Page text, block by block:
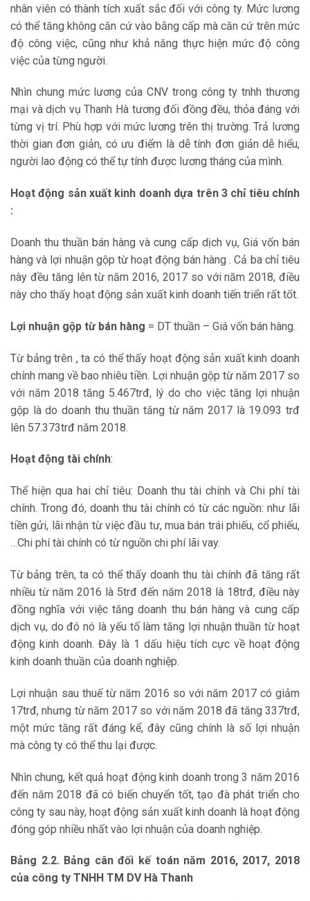
nhân viên có thành tích xuất sắc đối với công ty. Mức lương
có thể tăng không căn cứ vào bằng cấp mà căn cứ trên mức
độ công việc, cũng như khả năng thực hiện mức độ công
việc của từng người.
Nhìn chung mức lương của CNV trong công ty tnhh thương
mại và dịch vụ Thanh Hà tương đối đồng đều, thỏa đáng với
từng vị trí. Phù hợp với mức lương trên thị trường. Trả lương
thời gian đơn giản, có ưu điểm là dễ tính đơn giản dễ hiểu,
người lao động có thể tự tính được lương tháng của mình.
Hoạt động sản xuất kinh doanh dựa trên 3 chỉ tiêu chính
:
Doanh thu thuần bán hàng và cung cấp dịch vụ, Giá vốn bán
hàng và lợi nhuận gộp từ hoạt động bán hàng . Cả ba chỉ tiêu
này đều tăng lên từ năm 2016, 2017 so với năm 2018, điều
này cho thấy hoạt động sản xuất kinh doanh tiến triển rất tốt.
Lợi nhuận gộp từ bán hàng = DT thuần – Giá vốn bán hàng.
Từ bảng trên , ta có thể thấy hoạt động sản xuất kinh doanh
chính mang về bao nhiêu tiền. Lợi nhuận gộp từ năm 2017 so
với năm 2018 tăng 5.467trđ, lý do cho việc tăng lợi nhuận
gộp là do doanh thu thuần tăng từ năm 2017 là 19.093 trđ
lên 57.373trđ năm 2018.
Hoạt động tài chính:
Thể hiện qua hai chỉ tiêu: Doanh thu tài chính và Chi phí tài
chính. Trong đó, doanh thu tài chính có từ các nguồn: như lãi
tiền gửi, lãi nhận từ việc đầu tư, mua bán trái phiếu, cổ phiếu,
…Chi phí tài chính có từ nguồn chi phí lãi vay.
Từ bảng trên, ta có thể thấy doanh thu tài chính đã tăng rất
nhiều từ năm 2016 là 5trđ đến năm 2018 là 18trđ, điều này
đồng nghĩa với việc tăng doanh thu bán hàng và cung cấp
dịch vụ, do đó nó là yếu tố làm tăng lợi nhuận thuần từ hoạt
động kinh doanh. Đây là 1 dấu hiệu tích cực về hoạt động
kinh doanh thuần của doanh nghiệp.
Lợi nhuận sau thuế từ năm 2016 so với năm 2017 có giảm
17trđ, nhưng từ năm 2017 so với năm 2018 đã tăng 337trđ,
một mức tăng rất đáng kể, đây cũng chính là số lợi nhuận
mà công ty có thể thu lại được.
Nhìn chung, kết quả hoạt động kinh doanh trong 3 năm 2016
đến năm 2018 đã có biến chuyển tốt, tạo đà phát triển cho
công ty sau này, hoạt động sản xuất kinh doanh là hoạt động
đóng góp nhiều nhất vào lợi nhuận của doanh nghiệp.
Bảng 2.2. Bảng cân đối kế toán năm 2016, 2017, 2018
của công ty TNHH TM DV Hà Thanh